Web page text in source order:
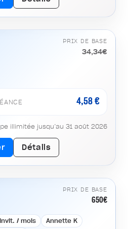
PRIX DE BASE
34,34€
4,58 €
illimitée jusqu’au 31 août 2026
Détails
PRIX DE BASE
650€
/ mois
Annette K